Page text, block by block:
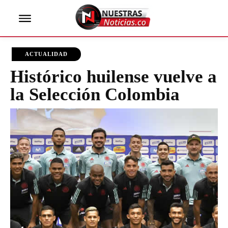
ACTUALIDAD
Histórico huilense vuelve a
la Selección Colombia